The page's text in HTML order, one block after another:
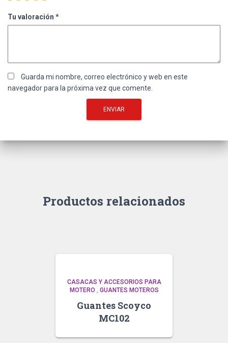
Tu valoración *
Guarda mi nombre, correo electrónico y web en este
navegador para la próxima vez que comente.
Productos relacionados
CASACAS Y ACCESORIOS PARA
MOTERO
GUANTES MOTEROS
Guantes Scoyco
MC102